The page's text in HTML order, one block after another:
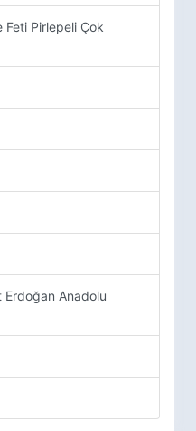
Pirlepeli Çok
Erdoğan Anadolu